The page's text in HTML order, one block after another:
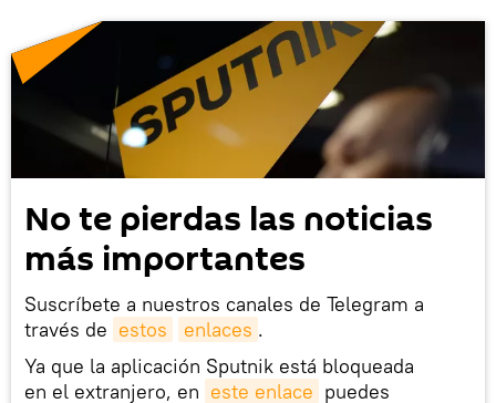
No te pierdas las noticias
más importantes
Suscríbete a nuestros canales de Telegram a
través de estos enlaces .
Ya que la aplicación Sputnik está bloqueada
en el extranjero, en este enlace puedes